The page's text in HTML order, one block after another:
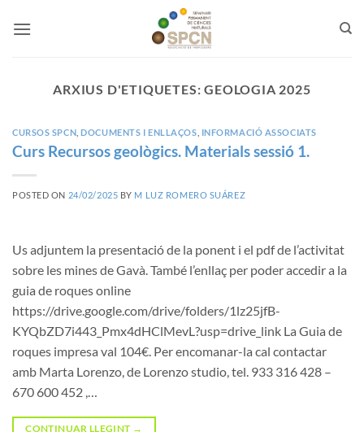
ARXIUS D'ETIQUETES:GEOLOGIA 2025
CURSOS SPCN ,DOCUMENTS I ENLLAÇOS INFORMACIÓ ASSOCIATS
Curs Recursos geològics. Materials sessió 1.
POSTED ON 24/02/2025 BY M LUZ ROMERO SUÁREZ
Us adjuntem la presentació de la ponent i el pdf de l’activitat
sobre les mines de Gavà. També l’enllaç per poder accedir a la
guia de roques online
https://drive.google.com/drive/folders/1lz25jfB-
KYQbZD7i443_Pmx4dHClMevL?usp=drive_link La Guia de
roques impresa val 104€. Per encomanar-la cal contactar
amb Marta Lorenzo, de Lorenzo studio, tel. 933 316 428 –
670 600 452 ,…
CONTINUAR LLEGINT →